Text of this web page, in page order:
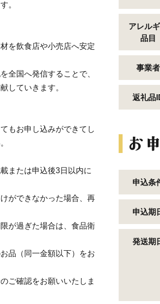
。
を飲食店や小売店へ安定
全国へ発信することで、
していきます。
もお申し込みができてし
または申込後3日以内に
ができなかった場合、再
が過ぎた場合は、食品衛
品（同一金額以下）をお
ご確認をお願いいたしま
アレル
品目
事業者
返礼品
申込条
申込期
発送期